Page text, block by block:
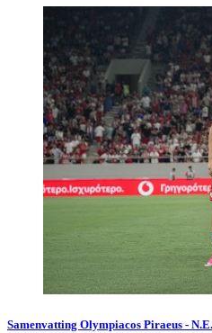
Samenvatting Olympiacos Piraeus -